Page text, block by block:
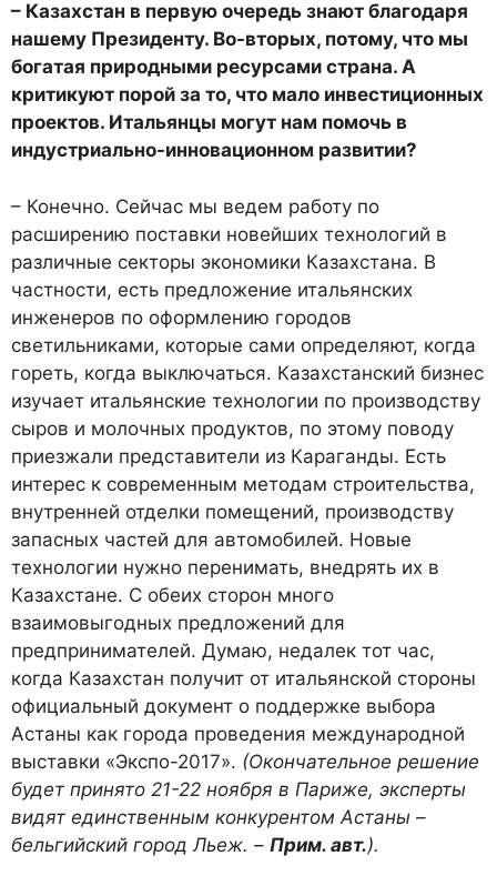
– Казахстан в первую очередь знают благодаря
нашему Президенту. Во-вторых, потому, что мы
богатая природными ресурсами страна. А
критикуют порой за то, что мало инвестиционных
проектов. Итальянцы могут нам помочь в
индустриально-инновационном развитии?
– Конечно. Сейчас мы ведем работу по
расширению поставки новейших технологий в
различные секторы экономики Казахстана. В
частности, есть предложение итальянских
инженеров по оформлению городов
светильниками, которые сами определяют, когда
гореть, когда выключаться. Казахстанский бизнес
изучает итальянские технологии по производству
сыров и молочных продуктов, по этому поводу
приезжали представители из Караганды. Есть
интерес к современным методам строительства,
внутренней отделки помещений, производству
запасных частей для автомобилей. Новые
технологии нужно перенимать, внедрять их в
Казахстане. С обеих сторон много
взаимовыгодных предложений для
предпринимателей. Думаю, недалек тот час,
когда Казахстан получит от итальянской стороны
официальный документ о поддержке выбора
Астаны как города проведения международной
выставки «Экспо-2017». (Окончательное решение
будет принято 21-22 ноября в Париже, эксперты
видят единственным конкурентом Астаны –
бельгийский город Льеж. – Прим. авт.).